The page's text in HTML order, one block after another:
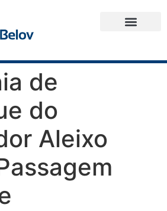
de
do
Aleixo